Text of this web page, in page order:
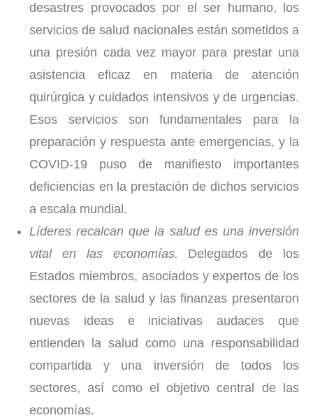
desastres provocados por el ser humano, los
servicios de salud nacionales están sometidos a
una presión cada vez mayor para prestar una
asistencia eficaz en materia de atención
quirúrgica y cuidados intensivos y de urgencias.
Esos servicios son fundamentales para la
preparación y respuesta ante emergencias, y la
COVID-19 puso de manifiesto importantes
deficiencias en la prestación de dichos servicios
a escala mundial.
Líderes recalcan que la salud es una inversión
vital en las economías. Delegados de los
Estados miembros, asociados y expertos de los
sectores de la salud y las finanzas presentaron
nuevas ideas e iniciativas audaces que
entienden la salud como una responsabilidad
compartida y una inversión de todos los
sectores, así como el objetivo central de las
economías.